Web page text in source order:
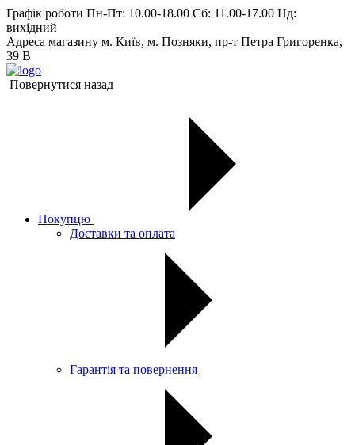
Графік роботи Пн-Пт: 10.00-18.00 Сб: 11.00-17.00 Нд:
вихiдний
Адреса магазину м. Київ, м. Позняки, пр-т Петра Григоренка,
39 В
Повернутися назад
Покупцю
Доставки та оплата
Гарантія та повернення